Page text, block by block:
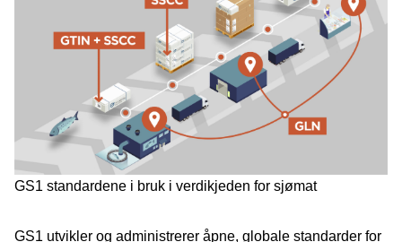
GS1 standardene i bruk i verdikjeden for sjømat
GS1 utvikler og administrerer åpne, globale standarder for